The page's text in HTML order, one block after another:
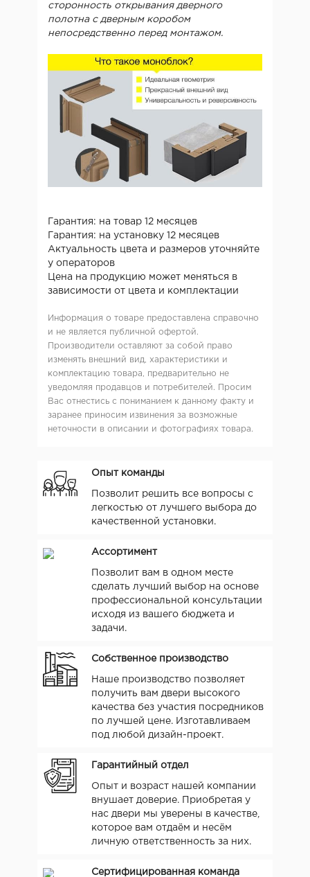
сторонность открывания дверного
полотна с дверным коробом
непосредственно перед монтажом.
Гарантия: на товар 12 месяцев
Гарантия: на установку 12 месяцев
Актуальность цвета и размеров уточняйте
у операторов
Цена на продукцию может меняться в
зависимости от цвета и комплектации
Информация о товаре предоставлена справочно
и не является публичной офертой.
Производители оставляют за собой право
изменять внешний вид, характеристики и
комплектацию товара, предварительно не
уведомляя продавцов и потребителей. Просим
Вас отнестись с пониманием к данному факту и
заранее приносим извинения за возможные
неточности в описании и фотографиях товара.
Опыт команды
Позволит решить все вопросы с
легкостью от лучшего выбора до
качественной установки.
Ассортимент
Позволит вам в одном месте
сделать лучший выбор на основе
профессиональной консультации
исходя из вашего бюджета и
задачи.
Собственное производство
Наше производство позволяет
получить вам двери высокого
качества без участия посредников
по лучшей цене. Изготавливаем
под любой дизайн-проект.
Гарантийный отдел
Опыт и возраст нашей компании
внушает доверие. Приобретая у
нас двери мы уверены в качестве,
которое вам отдаём и несём
личную ответственность за них.
Сертифицированная команда